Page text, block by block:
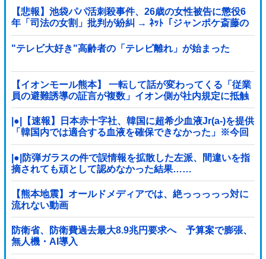
【悲報】池袋パパ活刺殺事件、26歳の女性被告に懲役6
年「司法の女割」批判が紛糾 → ﾈｯﾄ「ジャンポケ斎藤の
罪より軽くて草」ｗｗｗｗｗｗｗｗｗｗｗｗｗｗｗｗ
"テレビ大好き"高齢者の「テレビ離れ」が始まった
【イオンモール熊本】 一転して話が変わってくる「従業
員の避難誘導の証言が複数」イオン側が社内規定に抵触
していた疑い
|●|【速報】日本赤十字社、韓国に超希少血液Jr(a-)を提供
「韓国内では適合する血液を確保できなかった」※今回
で4回目
|●|防弾ガラスの件で誤情報を拡散した左派、間違いを指
摘されても頑として認めなかった結果……
【熊本地震】オールドメディアでは、絶っっっっっ対に
流れない動画
防衛省、防衛費過去最大8.9兆円要求へ 予算案で膨張、
無人機・AI導入